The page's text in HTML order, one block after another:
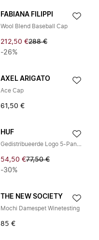
FABIANA FILIPPI
Wool Blend Baseball Cap
212,50 €288 €
-26%
AXEL ARIGATO
Ace Cap
61,50 €
HUF
Gedistribueerde Logo 5-Panel Pet
54,50 €77,50 €
-30%
THE NEW SOCIETY
Mochi Damespet Winetesting
85 €